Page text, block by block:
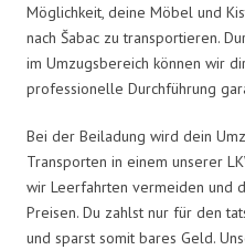
Möglichkeit, deine Möbel und
nach Šabac zu transportieren.
im Umzugsbereich können wir
professionelle Durchführung
Bei der Beiladung wird dein
Transporten in einem unserer
wir Leerfahrten vermeiden und
Preisen. Du zahlst nur für den
und sparst somit bares Geld.